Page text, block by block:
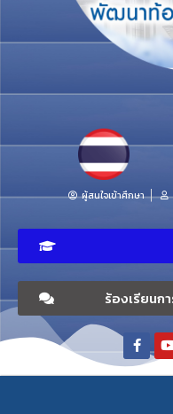
ผู้สนใจเข้าศึกษา
ร้องเรียนก